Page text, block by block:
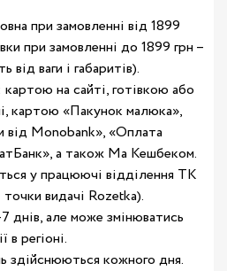
при замовленні від 1899
при замовленні до 1899 грн –
ваги і габаритів).
на сайті, готівкою або
картою «Пакунок малюка»,
від Monobank», «Оплата
а також Ма Кешбеком.
у працюючі відділення ТК
видачі Rozetka).
днів, але може змінюватись
в регіоні.
здійснюються кожного дня.